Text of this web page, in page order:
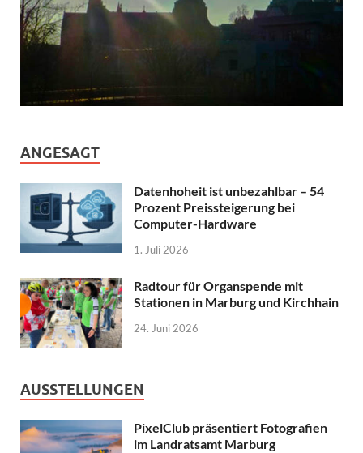
ANGESAGT
Datenhoheit ist unbezahlbar – 54
Prozent Preissteigerung bei
Computer-Hardware
1. Juli 2026
Radtour für Organspende mit
Stationen in Marburg und Kirchhain
24. Juni 2026
AUSSTELLUNGEN
PixelClub präsentiert Fotografien
im Landratsamt Marburg